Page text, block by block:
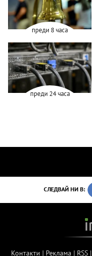
преди 8 часа
преди 24 часа
СЛЕДВАЙ НИ В:
Контакти | Реклама | RSS|